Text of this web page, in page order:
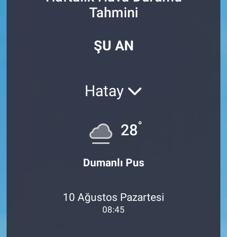
Tahmini
ŞU AN
Hatay
28°
Dumanlı Pus
10 Ağustos Pazartesi
08:45